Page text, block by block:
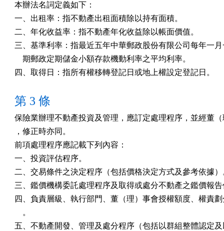
本辦法名詞定義如下：
一、出租率：指不動產出租面積除以持有面積。
二、年化收益率：指不動產年化收益除以帳面價值。
三、基準利率：指最近五年中華郵政股份有限公司每年一
    期郵政定期儲金小額存款機動利率之平均利率。
四、取得日：指所有權移轉登記日或地上權設定登記日。
第 3 條
保險業辦理不動產投資及管理，應訂定處理程序，並經董
，修正時亦同。
前項處理程序應記載下列內容：
一、投資評估程序。
二、交易條件之決定程序（包括價格決定方式及參考依據）
三、鑑價機構委託處理程序及取得或處分不動產之鑑價報
四、負責層級、執行部門、董（理）事會授權額度、權責
    。
五、不動產開發、管理及處分程序（包括以群組整體認定